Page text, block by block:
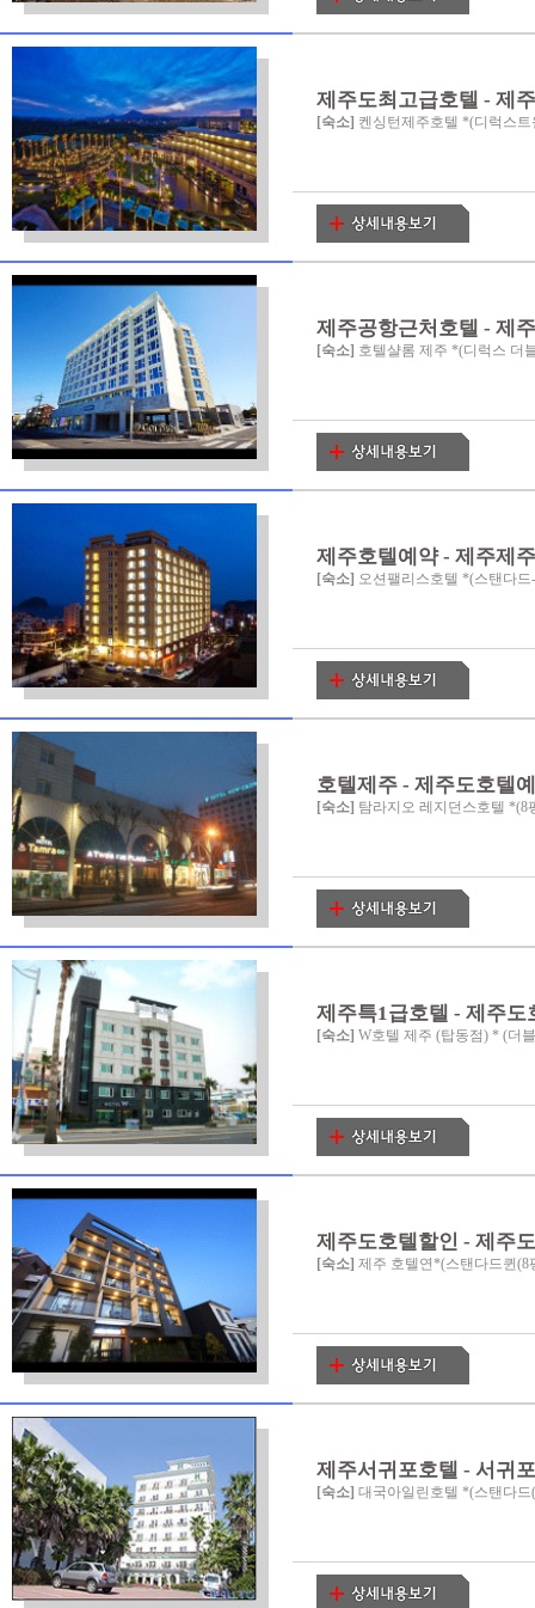
제주도최고급호텔 - 제
[숙소] 켄싱턴제주호텔 *(디럭스
제주공항근처호텔 - 제
[숙소] 호텔샬롬 제주 *(디럭스 더
제주호텔예약 - 제주제
[숙소] 오션팰리스호텔 *(스탠다
호텔제주 - 제주도호텔
[숙소] 탐라지오 레지던스호텔 *(8
제주특1급호텔 - 제주도
[숙소] W호텔 제주 (탑동점) * (더
제주도호텔할인 - 제주
[숙소] 제주 호텔연*(스탠다드퀸(8
제주서귀포호텔 - 서귀
[숙소] 대국아일린호텔 *(스탠다